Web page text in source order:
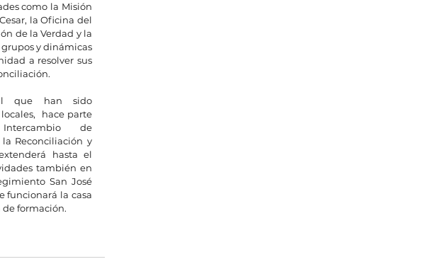
como la Misión
la Oficina del
de la Verdad y la
y dinámicas
a resolver sus
que han sido
hace parte
de
Reconciliación y
hasta el
también en
San José
funcionará la casa
formación.